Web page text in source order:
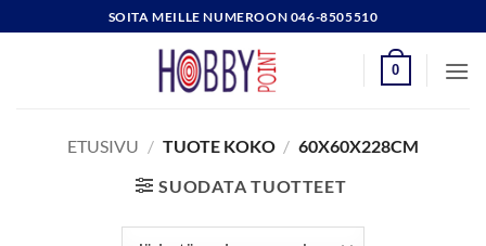
to
SOITA MEILLE NUMEROON 046-8505510
0
ETUSIVU / TUOTE KOKO / 60X60X228CM
SUODATA TUOTTEET